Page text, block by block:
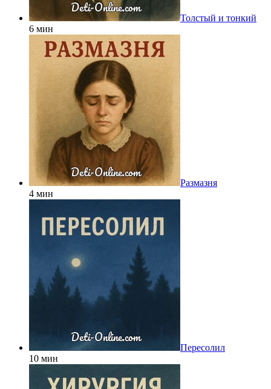
Толстый и тонкий
6 мин
Размазня
4 мин
Пересолил
10 мин